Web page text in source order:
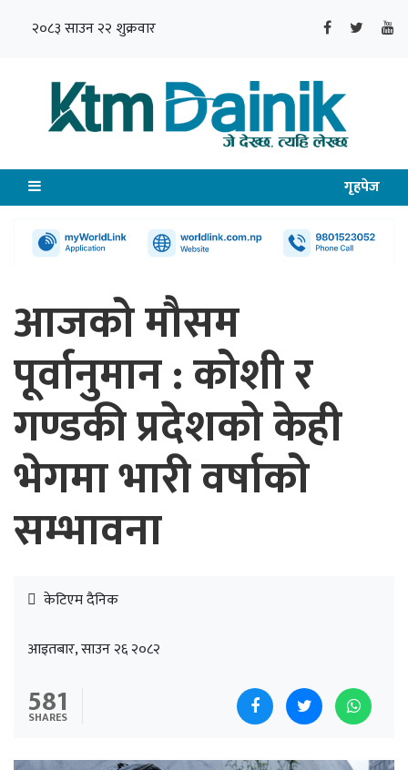
२०८३ साउन २२ शुक्रवार
गृहपेज
आजको मौसम
पूर्वानुमान : कोशी र
गण्डकी प्रदेशको केही
भेगमा भारी वर्षाको
सम्भावना
केटिएम दैनिक
आइतबार, साउन २६ २०८२
581
SHARES